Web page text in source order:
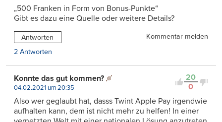
„500 Franken in Form von Bonus-Punkte“
Gibt es dazu eine Quelle oder weitere Details?
Antworten
Kommentar melden
2 Antworten
20
0
Konnte das gut kommen?
04.02.2021 um 20:35
Also wer geglaubt hat, dasss Twint Apple Pay irgendwie
aufhalten kann, dem ist nicht mehr zu helfen! In einer